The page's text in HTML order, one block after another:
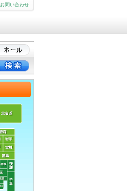
お問い合わせ